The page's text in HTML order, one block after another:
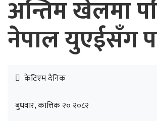
अन्तिम खेलमा
नेपाल युएईसँग
केटिएम दैनिक
बुधवार, कात्तिक २० २०८२